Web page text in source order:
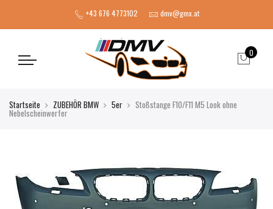
+43 676 4773102 dmv@gmx.at
0
Startseite ZUBEHÖR BMW 5er Stoßstange F10/F11 M5 Look ohne
Nebelscheinwerfer